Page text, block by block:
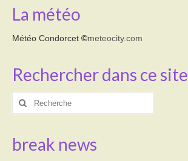
La météo
Météo Condorcet ©meteocity.com
Rechercher dans ce site
Rechercher
break news